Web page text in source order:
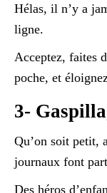
Hélas, il n’y a
ligne.
Acceptez, faites
poche, et
3-
Qu’on soit petit,
journaux font
Des héros